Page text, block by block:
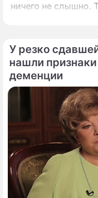
ничего не слышно.
Пьехи, поэт Илья
минувших
У резко
нашли
деменции